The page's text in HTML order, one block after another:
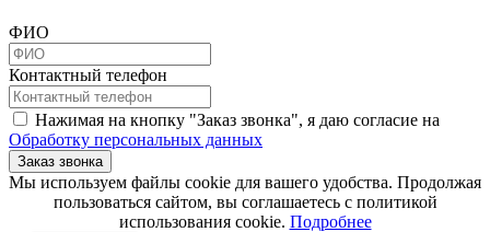
ФИО
Контактный телефон
Нажимая на кнопку "Заказ звонка", я даю согласие на
Обработку персональных данных
Заказ звонка
​​​​​​​Мы используем файлы cookie для вашего удобства. Продолжая
пользоваться сайтом, вы соглашаетесь с политикой
использования cookie.​​​​​​​ Подробнее